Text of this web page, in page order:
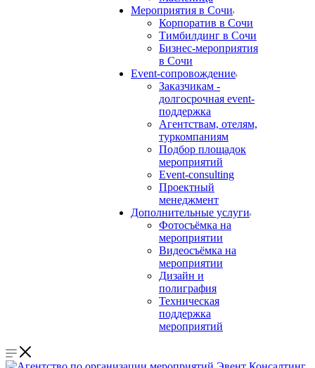
Мероприятия в Сочи
Корпоратив в Сочи
Тимбилдинг в Сочи
Бизнес-мероприятия
в Сочи
Event-сопровождение
Заказчикам -
долгосрочная event-
поддержка
Агентствам, отелям,
туркомпаниям
Подбор площадок
мероприятий
Event-consulting
Проектный
менеджмент
Дополнительные услуги
Фотосъёмка на
мероприятии
Видеосъёмка на
мероприятии
Дизайн и
полиграфия
Техническая
поддержка
мероприятий